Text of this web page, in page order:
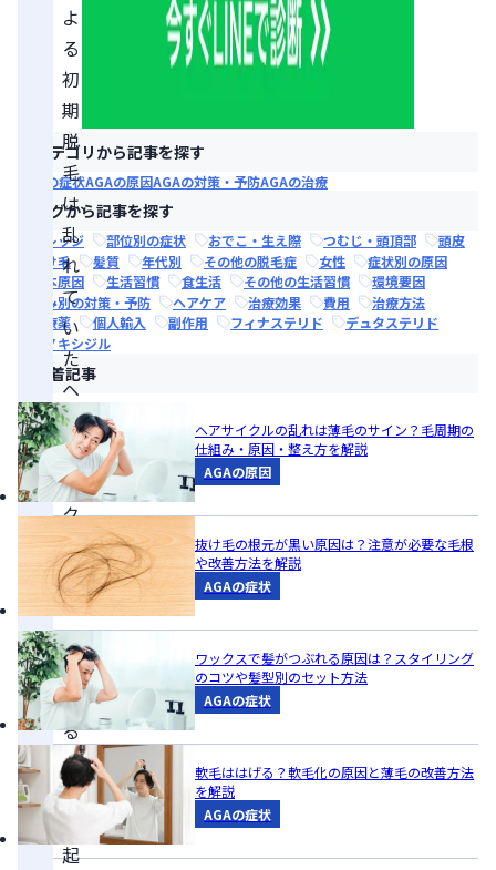
よ
る
初
期
脱
毛
は、
乱
れ
て
い
た
ヘ
ア
サ
イ
ク
ル
が
正
常
化
す
る
過
程
で
起
カテゴリから記事を探す
AGAの症状AGAの原因AGAの対策・予防AGAの治療
タグから記事を探す
ナレッジ 部位別の症状 おでこ・生え際 つむじ・頭頂部
頭皮
抜け毛
髪質 年代別 その他の脱毛症 女性
症状別の原因
根本原因
生活習慣 食生活 その他の生活習慣
環境要因
悩み別の対策・予防
ヘアケア 治療効果 費用
治療方法
治療薬
個人輸入 副作用 フィナステリド
デュタステリド
ミノキシジル
新着記事
ヘアサイクルの乱れは薄毛のサイン？毛周期の
仕組み・原因・整え方を解説
AGAの原因
抜け毛の根元が黒い原因は？注意が必要な毛根
や改善方法を解説
AGAの症状
ワックスで髪がつぶれる原因は？スタイリング
のコツや髪型別のセット方法
AGAの症状
軟毛ははげる？軟毛化の原因と薄毛の改善方法
を解説
AGAの症状